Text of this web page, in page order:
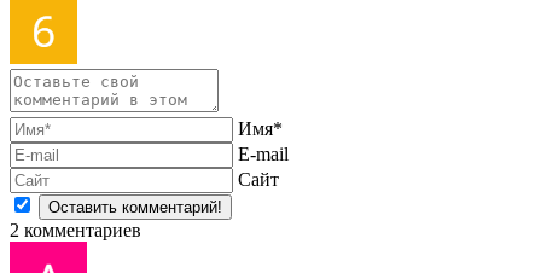
Имя*
E-mail
Сайт
2 комментариев